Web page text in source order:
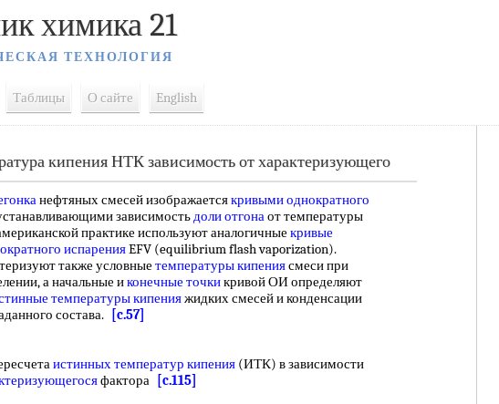
химика 21
ТЕХНОЛОГИЯ
Таблицы О сайте English
кипения НТК зависимость от характеризующего
нефтяных смесей изображаетсякривыми однократного
зависимостьдоли отгонаот температуры
практике используют аналогичные кривые
испаренияEFV (equilibrium flash vaporization).
также условные температуры кипениясмеси при
а начальные иконечные точкикривой ОИ определяют
температуры кипенияжидких смесей и конденсации
состава.
[c.57]
истинных температур кипения (ИТК) в зависимости
фактора
[c.115]